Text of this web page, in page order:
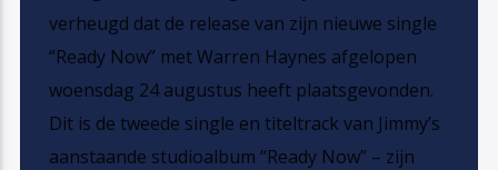
verheugd dat de release van zijn nieuwe single
“Ready Now” met Warren Haynes afgelopen
woensdag 24 augustus heeft plaatsgevonden.
Dit is de tweede single en titeltrack van Jimmy’s
aanstaande studioalbum “Ready Now” – zijn